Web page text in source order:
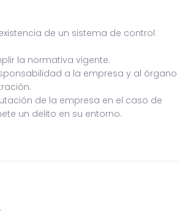
de un sistema de control
la normativa vigente.
a la empresa y al órgano
de la empresa en el caso de
un delito en su entorno.